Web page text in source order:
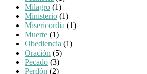
Milagro (1)
Ministerio (1)
Misericordia (1)
Muerte (1)
Obediencia (1)
Oración (5)
Pecado (3)
Perdón (2)